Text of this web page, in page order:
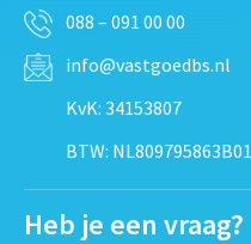
088 – 091 00 00
info@vastgoedbs.nl
KvK: 34153807
BTW: NL809795863B01
Heb je een vraag?